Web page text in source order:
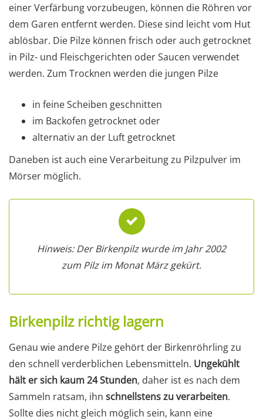
einer Verfärbung vorzubeugen, können die Röhren vor
dem Garen entfernt werden. Diese sind leicht vom Hut
ablösbar. Die Pilze können frisch oder auch getrocknet
in Pilz- und Fleischgerichten oder Saucen verwendet
werden. Zum Trocknen werden die jungen Pilze
in feine Scheiben geschnitten
im Backofen getrocknet oder
alternativ an der Luft getrocknet
Daneben ist auch eine Verarbeitung zu Pilzpulver im
Mörser möglich.
Hinweis: Der Birkenpilz wurde im Jahr 2002
zum Pilz im Monat März gekürt.
Birkenpilz richtig lagern
Genau wie andere Pilze gehört der Birkenröhrling zu
den schnell verderblichen Lebensmitteln. Ungekühlt
hält er sich kaum 24 Stunden, daher ist es nach dem
Sammeln ratsam, ihn schnellstens zu verarbeiten.
Sollte dies nicht gleich möglich sein, kann eine